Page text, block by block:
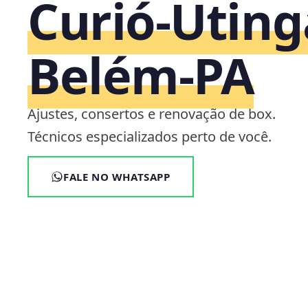
Curió-
Belém‑PA
Ajustes, consertos e renovação de box.
Técnicos especializados perto de você.
FALE NO WHATSAPP